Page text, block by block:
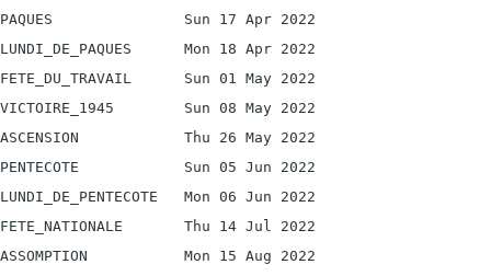
PAQUES               Sun 17 Apr 2022
LUNDI_DE_PAQUES      Mon 18 Apr 2022
FETE_DU_TRAVAIL      Sun 01 May 2022
VICTOIRE_1945        Sun 08 May 2022
ASCENSION            Thu 26 May 2022
PENTECOTE            Sun 05 Jun 2022
LUNDI_DE_PENTECOTE   Mon 06 Jun 2022
FETE_NATIONALE       Thu 14 Jul 2022
ASSOMPTION           Mon 15 Aug 2022